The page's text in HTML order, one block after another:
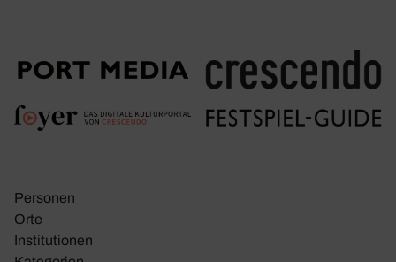
Personen
Orte
Insti­tu­tionen